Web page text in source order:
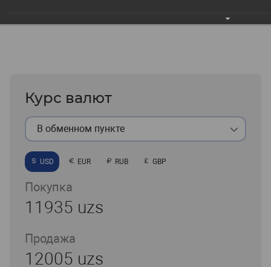
Курс валют
В обменном пункте
USD EUR RUB GBP
Покупка
11935 uzs
Продажа
12005 uzs